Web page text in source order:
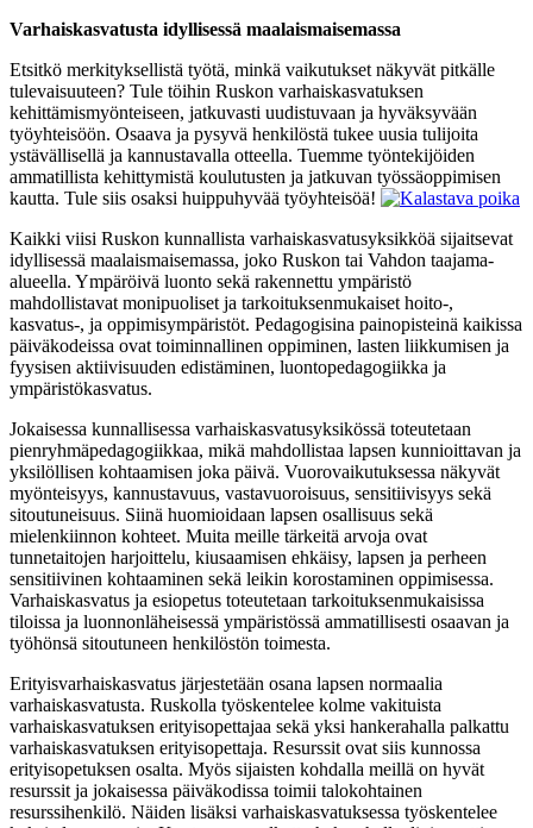
Varhaiskasvatusta idyllisessä maalaismaisemassa
Etsitkö merkityksellistä työtä, minkä vaikutukset näkyvät pitkälle
tulevaisuuteen? Tule töihin Ruskon varhaiskasvatuksen
kehittämismyönteiseen, jatkuvasti uudistuvaan ja hyväksyvään
työyhteisöön. Osaava ja pysyvä henkilöstä tukee uusia tulijoita
ystävällisellä ja kannustavalla otteella. Tuemme työntekijöiden
ammatillista kehittymistä koulutusten ja jatkuvan työssäoppimisen
kautta. Tule siis osaksi huippuhyvää työyhteisöä!
Kaikki viisi Ruskon kunnallista varhaiskasvatusyksikköä sijaitsevat
idyllisessä maalaismaisemassa, joko Ruskon tai Vahdon taajama-
alueella. Ympäröivä luonto sekä rakennettu ympäristö
mahdollistavat monipuoliset ja tarkoituksenmukaiset hoito-,
kasvatus-, ja oppimisympäristöt. Pedagogisina painopisteinä kaikissa
päiväkodeissa ovat toiminnallinen oppiminen, lasten liikkumisen ja
fyysisen aktiivisuuden edistäminen, luontopedagogiikka ja
ympäristökasvatus.
Jokaisessa kunnallisessa varhaiskasvatusyksikössä toteutetaan
pienryhmäpedagogiikkaa, mikä mahdollistaa lapsen kunnioittavan ja
yksilöllisen kohtaamisen joka päivä. Vuorovaikutuksessa näkyvät
myönteisyys, kannustavuus, vastavuoroisuus, sensitiivisyys sekä
sitoutuneisuus. Siinä huomioidaan lapsen osallisuus sekä
mielenkiinnon kohteet. Muita meille tärkeitä arvoja ovat
tunnetaitojen harjoittelu, kiusaamisen ehkäisy, lapsen ja perheen
sensitiivinen kohtaaminen sekä leikin korostaminen oppimisessa.
Varhaiskasvatus ja esiopetus toteutetaan tarkoituksenmukaisissa
tiloissa ja luonnonläheisessä ympäristössä ammatillisesti osaavan ja
työhönsä sitoutuneen henkilöstön toimesta.
Erityisvarhaiskasvatus järjestetään osana lapsen normaalia
varhaiskasvatusta. Ruskolla työskentelee kolme vakituista
varhaiskasvatuksen erityisopettajaa sekä yksi hankerahalla palkattu
varhaiskasvatuksen erityisopettaja. Resurssit ovat siis kunnossa
erityisopetuksen osalta. Myös sijaisten kohdalla meillä on hyvät
resurssit ja jokaisessa päiväkodissa toimii talokohtainen
resurssihenkilö. Näiden lisäksi varhaiskasvatuksessa työskentelee